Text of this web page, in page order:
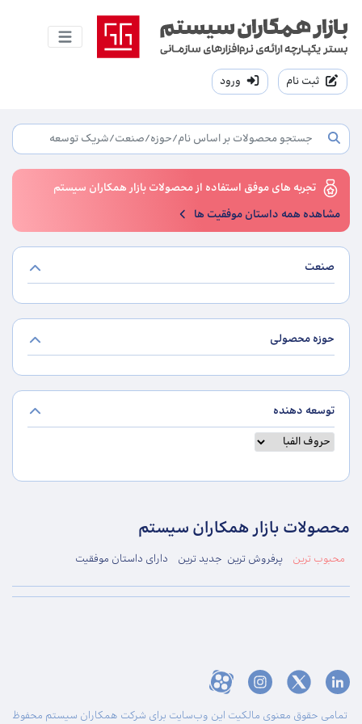
ثبت نام ورود
تجربه های موفق استفاده از محصولات بازار همکاران سیستم
مشاهده همه داستان موفقیت ها
صنعت
حوزه محصولی
توسعه دهنده
محصولات بازار همکاران سیستم
محبوب ترین پرفروش ترین جدید ترین دارای داستان موفقیت
تمامی حقوق معنوی مالکیت این وب‌سایت برای شرکت همکاران سیستم محفوظ